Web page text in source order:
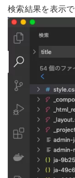
検索結果を表示で